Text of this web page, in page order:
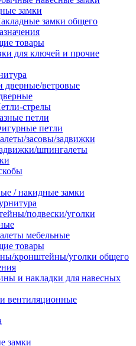
замки
замки общего
товары
для ключей и прочие
дверные/ветровые
стрелы
петли
петли
засовы/задвижки
шпингалеты
/ накидные замки
подвески/уголки
мебельные
товары
кронштейны/уголки общего
и накладки для навесных
вентиляционные
замки